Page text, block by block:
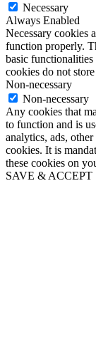
Necessary
Always Enabled
Necessary cookies
function properly.
basic functionalities
cookies do not
Non-necessary
Non-necessary
Any cookies that
to function and is
analytics, ads, other
cookies. It is
these cookies on
SAVE & ACCEPT